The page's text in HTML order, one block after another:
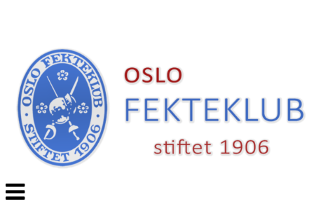
Veksle
navigasjon